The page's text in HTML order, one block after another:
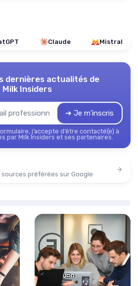
Claude Mistral
dernières actualités de
Milk Insiders
➔ Je m'inscris
j’accepte d’être contacté(e) à
par Milk Insiders et ses partenaires.
préférées sur Google